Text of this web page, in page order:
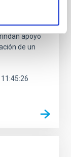
BGR
naciones
apoyo
de un